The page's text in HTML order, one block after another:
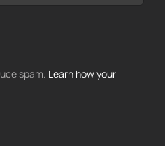
spam. Learn how your